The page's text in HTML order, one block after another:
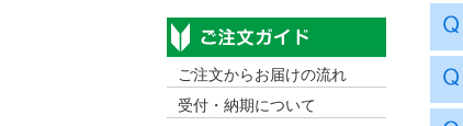
ご注文からお届けの流れ
受付・納期について